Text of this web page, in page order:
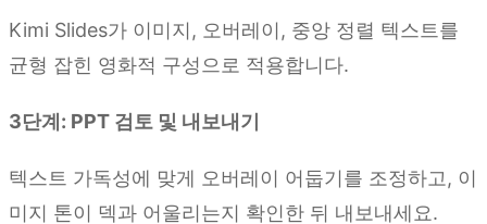
Kimi Slides가 이미지, 오버레이, 중앙 정렬 텍스트를
균형 잡힌 영화적 구성으로 적용합니다.
3단계: PPT 검토 및 내보내기
텍스트 가독성에 맞게 오버레이 어둡기를 조정하고, 이
미지 톤이 덱과 어울리는지 확인한 뒤 내보내세요.